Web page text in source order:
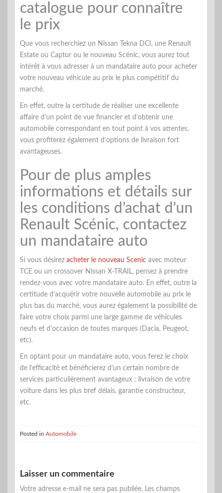
catalogue pour connaître
le prix
Que vous recherchiez un Nissan Tekna DCI, une Renault
Estate ou Captur ou le nouveau Scénic, vous aurez tout
intérêt à vous adresser à un mandataire auto pour acheter
votre nouveau véhicule au prix le plus compétitif du
marché.
En effet, outre la certitude de réaliser une excellente
affaire d’un point de vue financier et d’obtenir une
automobile correspondant en tout point à vos attentes,
vous profiterez également d’options de livraison fort
avantageuses.
Pour de plus amples
informations et détails sur
les conditions d’achat d’un
Renault Scénic, contactez
un mandataire auto
Si vous désirez acheter le nouveau Scenic avec moteur
TCE ou un crossover Nissan X-TRAIL, pensez à prendre
rendez-vous avec votre mandataire auto. En effet, outre la
certitude d’acquérir votre nouvelle automobile au prix le
plus bas du marché, vous aurez également la possibilité de
faire votre choix parmi une large gamme de véhicules
neufs et d’occasion de toutes marques (Dacia, Peugeot,
etc).
En optant pour un mandataire auto, vous ferez le choix
de l’efficacité et bénéficierez d’un certain nombre de
services particulièrement avantageux : livraison de votre
voiture dans les plus bref délais, garantie constructeur,
etc.
Posted in Automobile
Laisser un commentaire
Votre adresse e-mail ne sera pas publiée. Les champs